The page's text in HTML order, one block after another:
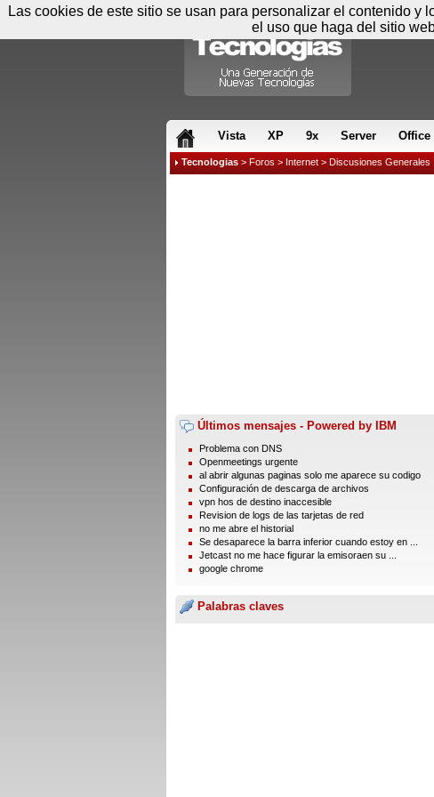
Vista XP 9x Server Office
Tecnologias > Foros > Internet > Discusiones Generales
Últimos mensajes - Powered by IBM
Problema con DNS
Openmeetings urgente
al abrir algunas paginas solo me aparece su codigo
Configuración de descarga de archivos
vpn hos de destino inaccesible
Revision de logs de las tarjetas de red
no me abre el historial
Se desaparece la barra inferior cuando estoy en ...
Jetcast no me hace figurar la emisoraen su ...
google chrome
Palabras claves
Las cookies de este sitio se usan para personalizar el contenido
el uso que haga del sitio